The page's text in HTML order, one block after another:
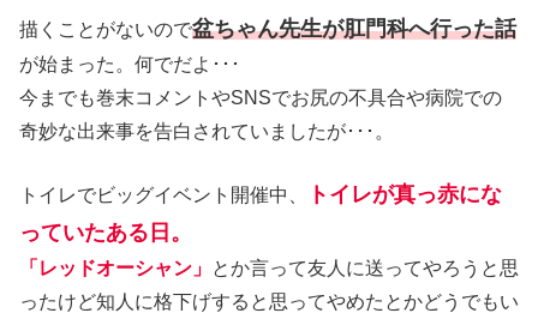
描くことがないので盆ちゃん先生が肛門科へ行った話
が始まった。何でだよ･･･
今までも巻末コメントやSNSでお尻の不具合や病院での
奇妙な出来事を告白されていましたが･･･。
トイレでビッグイベント開催中、
トイレが真っ赤にな
っていたある日。
「レッドオーシャン」 とか言って友人に送ってやろうと思
ったけど知人に格下げすると思ってやめたとかどうでもい